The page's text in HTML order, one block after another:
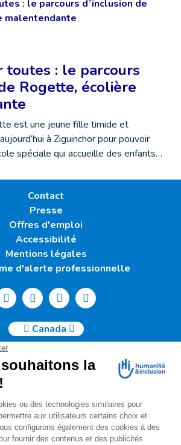
toutes : le parcours
Rogette, écolière
est une jeune fille timide et
à Ziguinchor pour pouvoir
spéciale qui accueille des enfants…
Contact
Presse
Offres d'emploi
Accessibilité
Mentions légales
d'alerte professionnelle
Canada
Canada | 50, Sainte-Catherine Ouest -
500b | H2X 3V4 Montréal
info@canada.hi.org